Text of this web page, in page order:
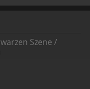
a
Szene /